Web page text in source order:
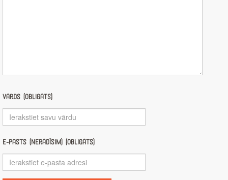
Vārds (obligāts)
E-pasts (nerādīsim) (obligāts)